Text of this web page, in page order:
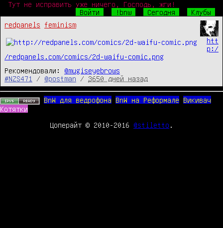
Тут не исправить уже ничего, Господь, жги!
Войти
!bnw Сегодня
Клубы
redpanels
feminism
htt
p:/
/redpanels.com/comics/2d-waifu-comic.png
Рекомендовали: @mugiseyebrows
#NZS471
/ @postman / 3650 дней назад
BnW для ведрофона BnW на Реформале
Викивач
Котятки
Цоперайт © 2010-2016 @stiletto